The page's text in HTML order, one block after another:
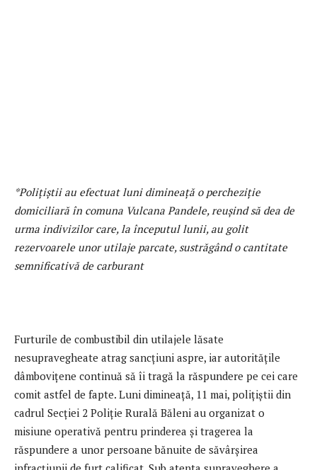
*Polițiștii au efectuat luni dimineață o percheziție
domiciliară în comuna Vulcana Pandele, reușind să dea de
urma indivizilor care, la începutul lunii, au golit
rezervoarele unor utilaje parcate, sustrăgând o cantitate
semnificativă de carburant
Furturile de combustibil din utilajele lăsate
nesupravegheate atrag sancțiuni aspre, iar autoritățile
dâmbovițene continuă să îi tragă la răspundere pe cei care
comit astfel de fapte. Luni dimineață, 11 mai, polițiștii din
cadrul Secției 2 Poliție Rurală Băleni au organizat o
misiune operativă pentru prinderea și tragerea la
răspundere a unor persoane bănuite de săvârșirea